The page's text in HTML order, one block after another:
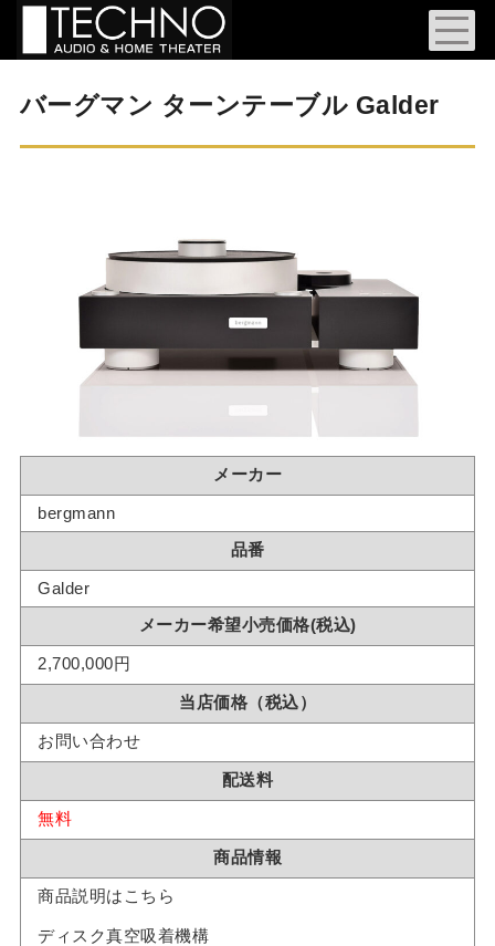
バーグマン ターンテーブル Galder
メーカー
bergmann
品番
Galder
メーカー希望小売価格(税込)
2,700,000円
当店価格（税込）
お問い合わせ
配送料
無料
商品情報
商品説明はこちら
ディスク真空吸着機構